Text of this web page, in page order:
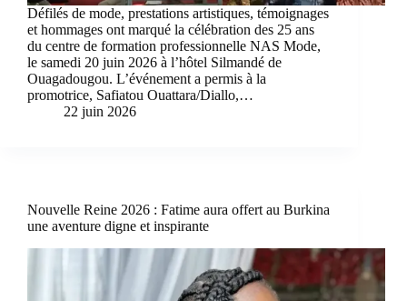
Défilés de mode, prestations artistiques, témoignages
et hommages ont marqué la célébration des 25 ans
du centre de formation professionnelle NAS Mode,
le samedi 20 juin 2026 à l’hôtel Silmandé de
Ouagadougou. L’événement a permis à la
promotrice, Safiatou Ouattara/Diallo,…
22 juin 2026
Nouvelle Reine 2026 : Fatime aura offert au Burkina
une aventure digne et inspirante